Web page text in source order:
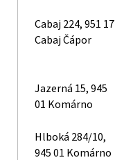
Cabaj 224, 951 17
Cabaj Čápor
Jazerná 15, 945
01 Komárno
Hlboká 284/10,
945 01 Komárno